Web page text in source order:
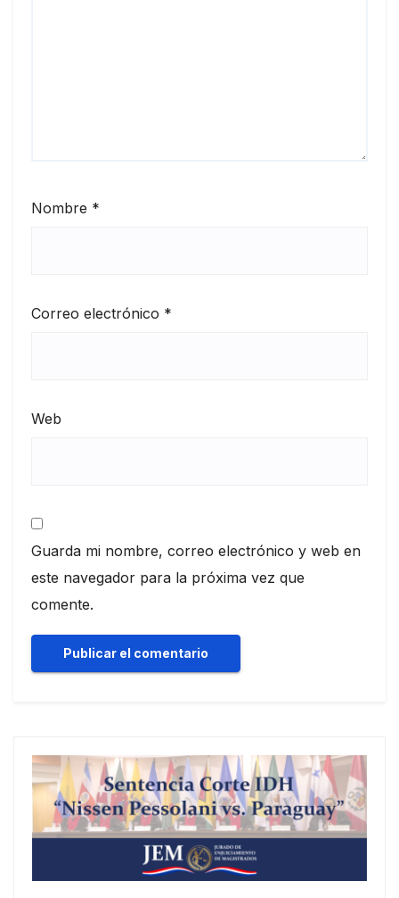
Nombre *
Correo electrónico *
Web
Guarda mi nombre, correo electrónico y web en
este navegador para la próxima vez que
comente.